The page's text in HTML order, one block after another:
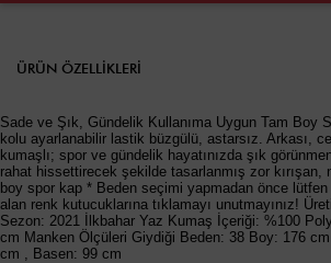
ÜRÜN ÖZELLIKLERI
Sade ve Şık, Gündelik Kullanıma Uygun Tam Boy
kolu ayarlanabilir lastik büzgülü, astarsız. Arkası,
kumaşlı; spor ve gündelik hayatınızda şık
rahat hissettirecek şekilde tasarlanmış zor
boy spor kap * Beden seçimi yapmadan önce
alan renk kutucuklarına tıklamayı unutmayınız!
Sezon: 2021 İlkbahar Yaz Kumaş İçeriği: %100
cm Manken Ölçüleri Giydiği Beden: 38 Boy: 176
cm , Basen: 99 cm